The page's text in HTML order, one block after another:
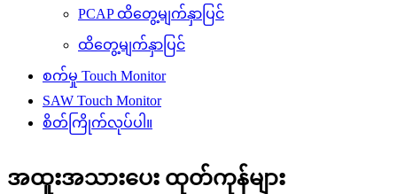
PCAP ထိတွေ့မျက်နှာပြင်
ထိတွေ့မျက်နှာပြင်
စက်မှု Touch Monitor
SAW Touch Monitor
စိတ်ကြိုက်လုပ်ပါ။
အထူးအသားပေး ထုတ်ကုန်များ